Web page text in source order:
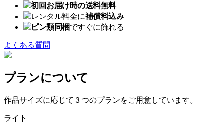
初回お届け時の送料無料
レンタル料金に補償料込み
ピン類同梱ですぐに飾れる
よくある質問
プランについて
作品サイズに応じて３つのプランをご用意しています。
ライト